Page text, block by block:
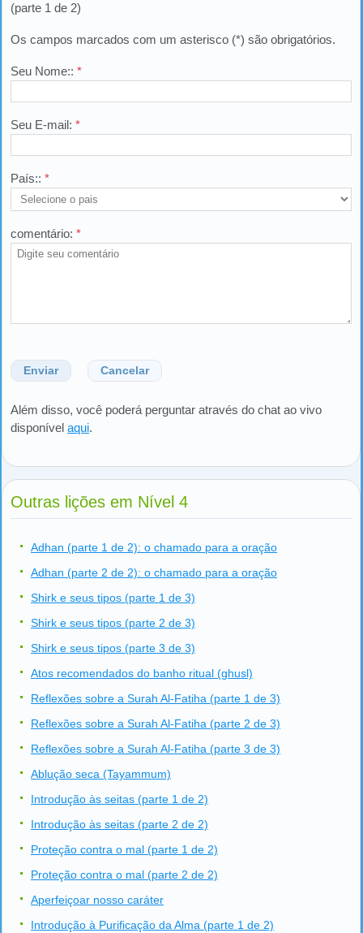
(parte 1 de 2)
Os campos marcados com um asterisco (*) são obrigatórios.
Seu Nome:: *
Seu E-mail: *
País:: *
comentário: *
Enviar Cancelar
Além disso, você poderá perguntar através do chat ao vivo
disponível aqui.
Outras lições em Nível 4
Adhan (parte 1 de 2): o chamado para a oração
Adhan (parte 2 de 2): o chamado para a oração
Shirk e seus tipos (parte 1 de 3)
Shirk e seus tipos (parte 2 de 3)
Shirk e seus tipos (parte 3 de 3)
Atos recomendados do banho ritual (ghusl)
Reflexões sobre a Surah Al-Fatiha (parte 1 de 3)
Reflexões sobre a Surah Al-Fatiha (parte 2 de 3)
Reflexões sobre a Surah Al-Fatiha (parte 3 de 3)
Ablução seca (Tayammum)
Introdução às seitas (parte 1 de 2)
Introdução às seitas (parte 2 de 2)
Proteção contra o mal (parte 1 de 2)
Proteção contra o mal (parte 2 de 2)
Aperfeiçoar nosso caráter
Introdução à Purificação da Alma (parte 1 de 2)